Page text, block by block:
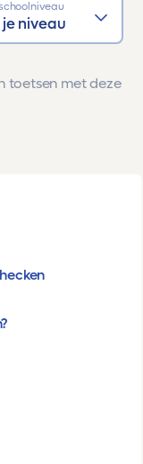
je niveau
toetsen met deze